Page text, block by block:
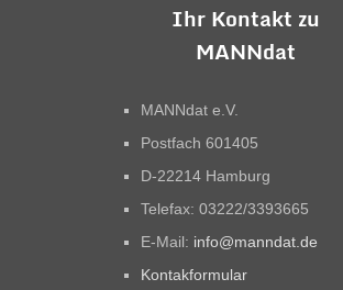
Ihr Kontakt zu
MANNdat
MANNdat e.V.
Postfach 601405
D-22214 Hamburg
Telefax: 03222/3393665
E-Mail: info@manndat.de
Kontakformular